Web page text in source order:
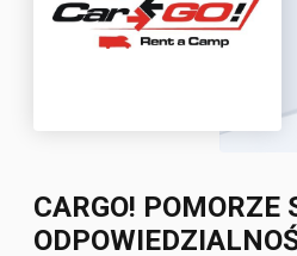
CARGO! POMORZE